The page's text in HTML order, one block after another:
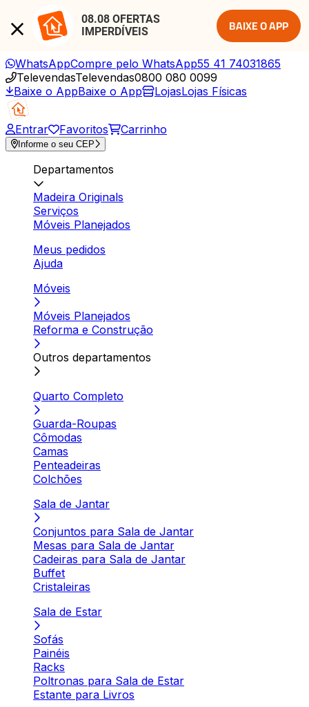
08.08 OFERTAS
IMPERDÍVEIS
BAIXE O APP
WhatsAppCompre pelo WhatsApp55 41 74031865
TelevendasTelevendas0800 080 0099
Baixe o AppBaixe o App LojasLojas Físicas
Entrar Favoritos Carrinho
Informe o seu CEP
Departamentos
Madeira Originals
Serviços
Móveis Planejados
Meus pedidos
Ajuda
Móveis
Móveis Planejados
Reforma e Construção
Outros departamentos
Quarto Completo
Guarda-Roupas
Cômodas
Camas
Penteadeiras
Colchões
Sala de Jantar
Conjuntos para Sala de Jantar
Mesas para Sala de Jantar
Cadeiras para Sala de Jantar
Buffet
Cristaleiras
Sala de Estar
Sofás
Painéis
Racks
Poltronas para Sala de Estar
Estante para Livros